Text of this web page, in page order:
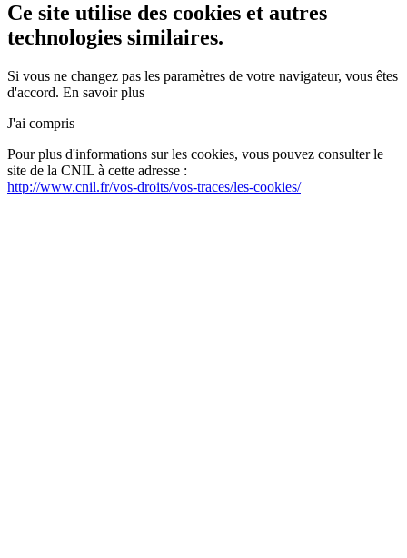
Ce site utilise des cookies et autres
technologies similaires.
Si vous ne changez pas les paramètres de votre navigateur, vous êtes
d'accord. En savoir plus
J'ai compris
Pour plus d'informations sur les cookies, vous pouvez consulter le
site de la CNIL à cette adresse :
http://www.cnil.fr/vos-droits/vos-traces/les-cookies/